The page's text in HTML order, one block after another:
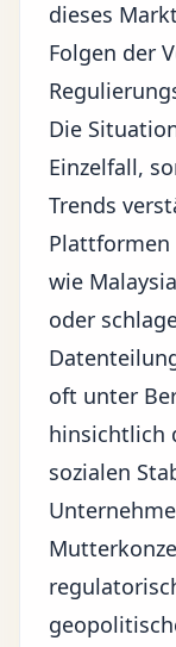
dieses
Folgen der
Die
Einzelfall,
Trends
Plattformen
wie
oder
oft unter
hinsichtlich
sozialen